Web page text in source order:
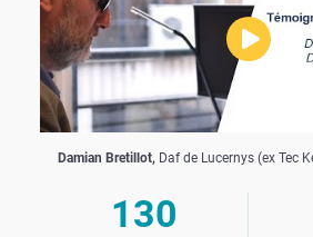
Damian Bretillot, Daf de Lucernys (ex Tec
130